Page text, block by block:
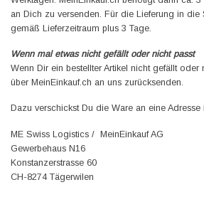
an Dich zu versenden. Für die Lieferung in die
gemäß Lieferzeitraum plus 3 Tage.
Wenn mal etwas nicht gefällt oder nicht passt
Wenn Dir ein bestellter Artikel nicht gefällt oder
über MeinEinkauf.ch an uns zurücksenden.
Dazu verschickst Du die Ware an eine
ME Swiss Logistics / MeinEinkauf AG
Gewerbehaus N16
Konstanzerstrasse 60
CH-8274 Tägerwilen